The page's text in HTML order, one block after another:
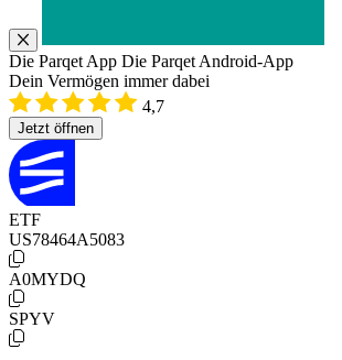
Die Parqet App Die Parqet Android-App
Dein Vermögen immer dabei
4,7
Jetzt öffnen
ETF
US78464A5083
A0MYDQ
SPYV